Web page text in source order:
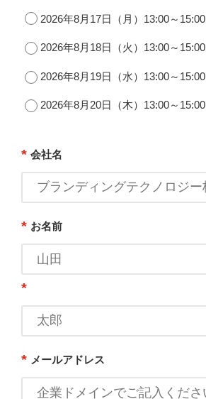
2026年8月17日（月）13:00～15:00
2026年8月18日（火）13:00～15:00
2026年8月19日（水）13:00～15:00
2026年8月20日（木）13:00～15:00
* 会社名
* お名前
*
* メールアドレス